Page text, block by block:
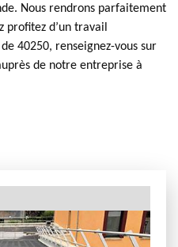
Nous rendrons parfaitement
profitez d’un travail
40250, renseignez-vous sur
de notre entreprise à